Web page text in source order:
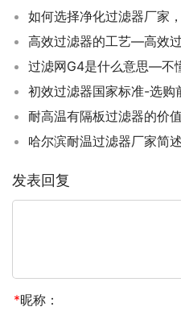
如何选择净化过滤器厂家
高效过滤器的工艺—高效
过滤网G4是什么意思—不
初效过滤器国家标准-选购
耐高温有隔板过滤器的价
哈尔滨耐温过滤器厂家简
发表回复
*昵称：